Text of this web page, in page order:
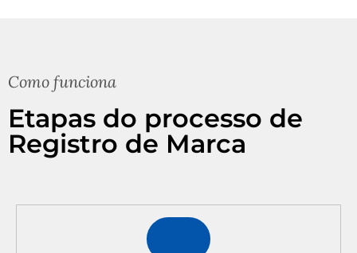
Como funciona
Etapas do processo de
Registro de Marca